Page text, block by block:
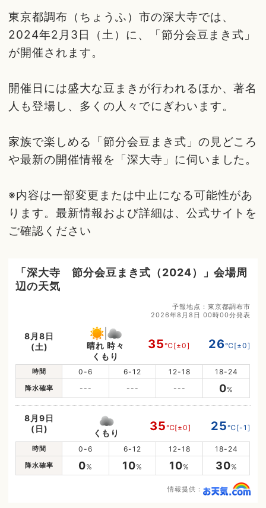
東京都調布（ちょうふ）市の深大寺では、
2024年2月3日（土）に、「節分会豆まき式」
が開催されます。
開催日には盛大な豆まきが行われるほか、著名
人も登場し、多くの人々でにぎわいます。
家族で楽しめる「節分会豆まき式」の見どころ
や最新の開催情報を「深大寺」に伺いました。
※内容は一部変更または中止になる可能性があ
ります。最新情報および詳細は、公式サイトを
ご確認ください
「深大寺 節分会豆まき式（2024）」会場周
辺の天気
予報地点：東京都調布市
2026年8月8日 00時00分発表
8月8日
(土)
晴れ 時々
くもり
35℃[±0] 26℃[±0]
時間 0-6 6-12 12-18 18-24
降水確率 --- --- --- 0%
8月9日
(日)
くもり 35℃[±0] 25℃[-1]
時間 0-6 6-12 12-18 18-24
降水確率 0% 10% 10% 30%
情報提供：